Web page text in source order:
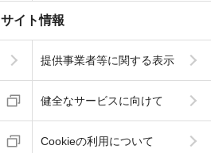
サイト情報
提供事業者等に関する表示
健全なサービスに向けて
Cookieの利用について